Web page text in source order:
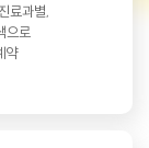
료과별,
으로
약